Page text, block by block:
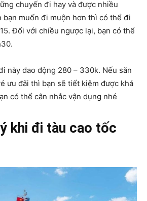
chuyến đi hay và được nhiều
bạn muốn đi muộn hơn thì có thể đi
Đối với chiều ngược lại, bạn có thể
này dao động 280 – 330k. Nếu săn
ưu đãi thì bạn sẽ tiết kiệm được khá
có thể cân nhắc vận dụng nhé
khi đi tàu cao tốc